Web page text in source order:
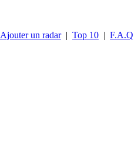
Ajouter un radar | Top 10 | F.A.Q